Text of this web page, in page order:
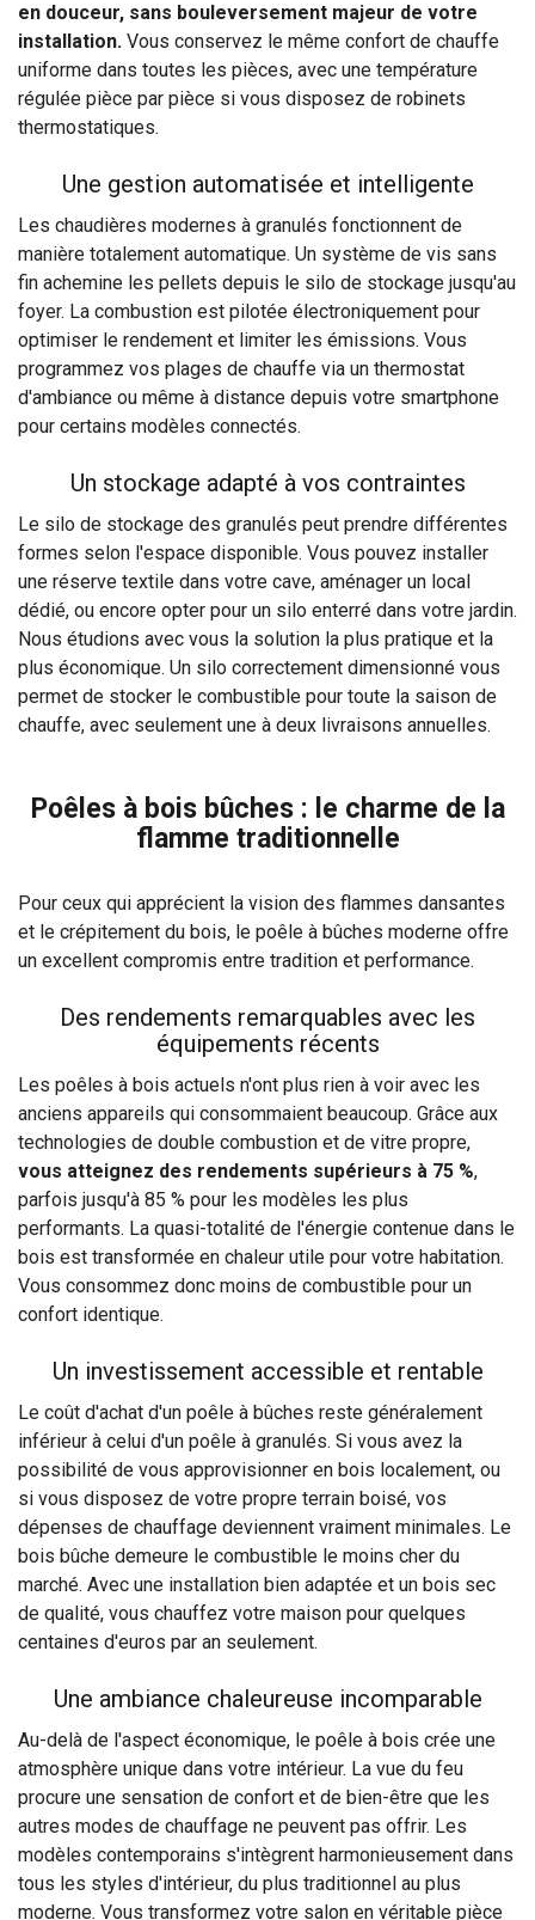
en douceur, sans bouleversement majeur de votre
installation. Vous conservez le même confort de chauffe
uniforme dans toutes les pièces, avec une température
régulée pièce par pièce si vous disposez de robinets
thermostatiques.
Une gestion automatisée et intelligente
Les chaudières modernes à granulés fonctionnent de
manière totalement automatique. Un système de vis sans
fin achemine les pellets depuis le silo de stockage jusqu'au
foyer. La combustion est pilotée électroniquement pour
optimiser le rendement et limiter les émissions. Vous
programmez vos plages de chauffe via un thermostat
d'ambiance ou même à distance depuis votre smartphone
pour certains modèles connectés.
Un stockage adapté à vos contraintes
Le silo de stockage des granulés peut prendre différentes
formes selon l'espace disponible. Vous pouvez installer
une réserve textile dans votre cave, aménager un local
dédié, ou encore opter pour un silo enterré dans votre jardin.
Nous étudions avec vous la solution la plus pratique et la
plus économique. Un silo correctement dimensionné vous
permet de stocker le combustible pour toute la saison de
chauffe, avec seulement une à deux livraisons annuelles.
Poêles à bois bûches : le charme de la
flamme traditionnelle
Pour ceux qui apprécient la vision des flammes dansantes
et le crépitement du bois, le poêle à bûches moderne offre
un excellent compromis entre tradition et performance.
Des rendements remarquables avec les
équipements récents
Les poêles à bois actuels n'ont plus rien à voir avec les
anciens appareils qui consommaient beaucoup. Grâce aux
technologies de double combustion et de vitre propre,
vous atteignez des rendements supérieurs à 75 %,
parfois jusqu'à 85 % pour les modèles les plus
performants. La quasi-totalité de l'énergie contenue dans le
bois est transformée en chaleur utile pour votre habitation.
Vous consommez donc moins de combustible pour un
confort identique.
Un investissement accessible et rentable
Le coût d'achat d'un poêle à bûches reste généralement
inférieur à celui d'un poêle à granulés. Si vous avez la
possibilité de vous approvisionner en bois localement, ou
si vous disposez de votre propre terrain boisé, vos
dépenses de chauffage deviennent vraiment minimales. Le
bois bûche demeure le combustible le moins cher du
marché. Avec une installation bien adaptée et un bois sec
de qualité, vous chauffez votre maison pour quelques
centaines d'euros par an seulement.
Une ambiance chaleureuse incomparable
Au-delà de l'aspect économique, le poêle à bois crée une
atmosphère unique dans votre intérieur. La vue du feu
procure une sensation de confort et de bien-être que les
autres modes de chauffage ne peuvent pas offrir. Les
modèles contemporains s'intègrent harmonieusement dans
tous les styles d'intérieur, du plus traditionnel au plus
moderne. Vous transformez votre salon en véritable pièce